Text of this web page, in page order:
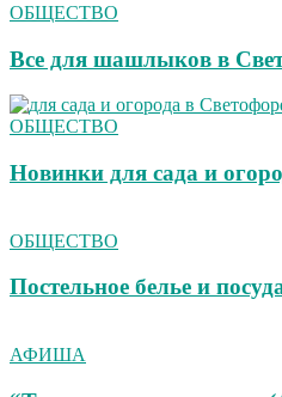
ОБЩЕСТВО
Все для шашлыков в
ОБЩЕСТВО
Новинки для сада и
ОБЩЕСТВО
Постельное белье и
АФИША